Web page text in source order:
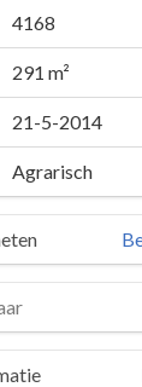
4168
291 m²
21-5-2014
Agrarisch